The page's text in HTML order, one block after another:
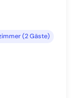
(2 Gäste)